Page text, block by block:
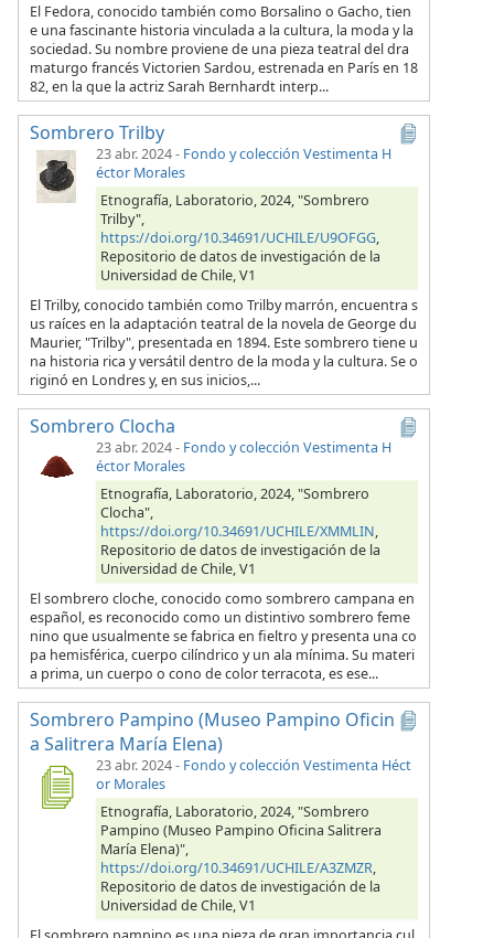
El Fedora, conocido también como Borsalino o Gacho, tien
e una fascinante historia vinculada a la cultura, la moda y la
sociedad. Su nombre proviene de una pieza teatral del dra
maturgo francés Victorien Sardou, estrenada en París en 18
82, en la que la actriz Sarah Bernhardt interp...
Sombrero Trilby
23 abr. 2024- Fondo y colección Vestimenta H
éctor Morales
Etnografía, Laboratorio, 2024, "Sombrero
Trilby",
https://doi.org/10.34691/UCHILE/U9OFGG,
Repositorio de datos de investigación de la
Universidad de Chile, V1
El Trilby, conocido también como Trilby marrón, encuentra s
us raíces en la adaptación teatral de la novela de George du
Maurier, "Trilby", presentada en 1894. Este sombrero tiene u
na historia rica y versátil dentro de la moda y la cultura. Se o
riginó en Londres y, en sus inicios,...
Sombrero Clocha
23 abr. 2024- Fondo y colección Vestimenta H
éctor Morales
Etnografía, Laboratorio, 2024, "Sombrero
Clocha",
https://doi.org/10.34691/UCHILE/XMMLIN,
Repositorio de datos de investigación de la
Universidad de Chile, V1
El sombrero cloche, conocido como sombrero campana en
español, es reconocido como un distintivo sombrero feme
nino que usualmente se fabrica en fieltro y presenta una co
pa hemisférica, cuerpo cilíndrico y un ala mínima. Su materi
a prima, un cuerpo o cono de color terracota, es ese...
Sombrero Pampino (Museo Pampino Oficin
a Salitrera María Elena)
23 abr. 2024- Fondo y colección Vestimenta Héct
or Morales
Etnografía, Laboratorio, 2024, "Sombrero
Pampino (Museo Pampino Oficina Salitrera
María Elena)",
https://doi.org/10.34691/UCHILE/A3ZMZR,
Repositorio de datos de investigación de la
Universidad de Chile, V1